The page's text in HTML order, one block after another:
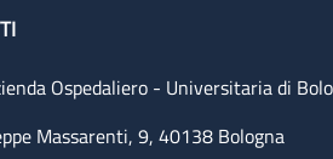
Ospedaliero - Universitaria di
Massarenti, 9, 40138 Bologna